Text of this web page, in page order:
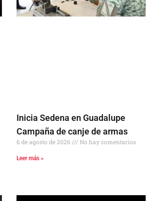
Inicia Sedena en Guadalupe
Campaña de canje de armas
6 de agosto de 2026 No hay comentarios
Leer más »